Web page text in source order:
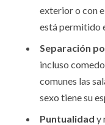
exterior o con
está permitido
Separación
incluso
comunes las
sexo tiene su
Puntualidad y